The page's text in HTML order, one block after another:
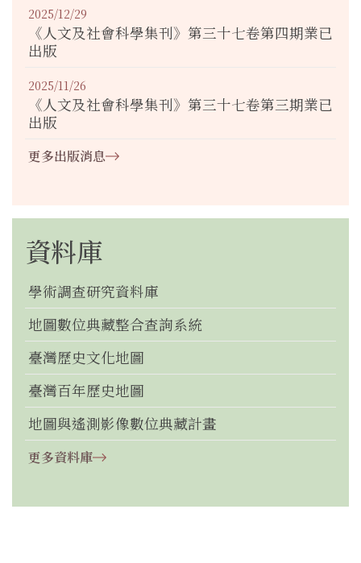
2025/12/29
《人文及社會科學集刊》第三十七卷第四期業已
出版
2025/11/26
《人文及社會科學集刊》第三十七卷第三期業已
出版
更多出版消息
資料庫
學術調查研究資料庫
地圖數位典藏整合查詢系統
臺灣歷史文化地圖
臺灣百年歷史地圖
地圖與遙測影像數位典藏計畫
更多資料庫